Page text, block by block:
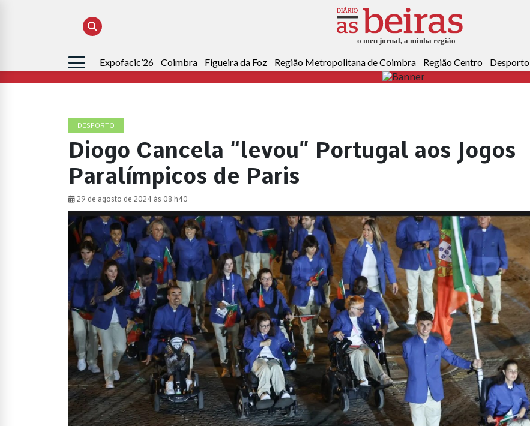
Pesquisar
por:
Expofacic’26 Coimbra Figueira da Foz Região Metropolitana de Coimbra Região Centro Desporto
DESPORTO
Diogo Cancela “levou” Portugal aos Jogos
Paralímpicos de Paris
29 de agosto de 2024 às 08 h40